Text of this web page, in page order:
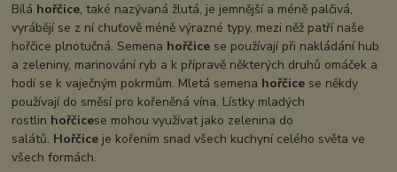
Bílá hořčice, také nazývaná žlutá, je jemnější a méně palčivá,
vyrábějí se z ní chuťově méně výrazné typy, mezi něž patří naše
hořčice plnotučná. Semena hořčice se používají při nakládání hub
a zeleniny, marinování ryb a k přípravě některých druhů omáček a
hodí se k vaječným pokrmům. Mletá semena hořčice se někdy
používají do směsí pro kořeněná vína. Lístky mladých
rostlin hořčicese mohou využívat jako zelenina do
salátů. Hořčice je kořením snad všech kuchyní celého světa ve
všech formách.